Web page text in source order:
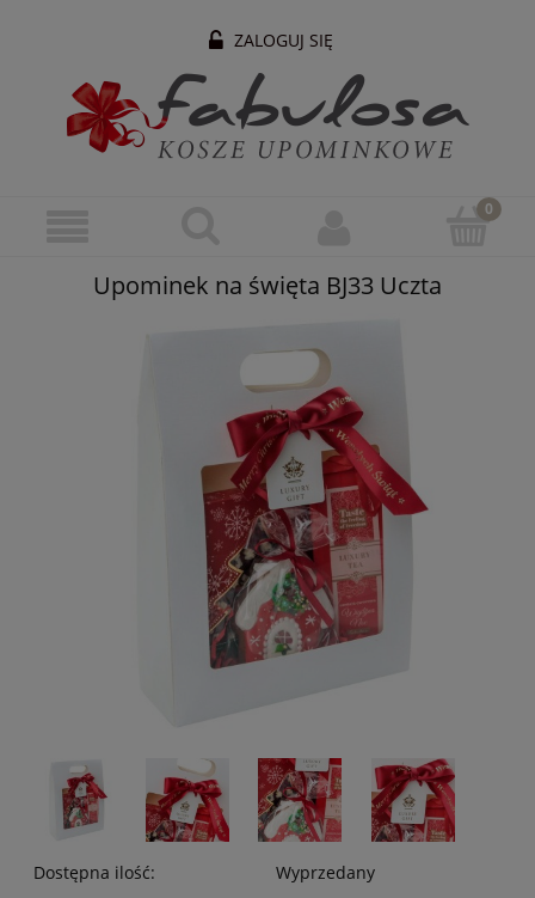
ZALOGUJ SIĘ
Upominek na święta BJ33 Uczta
Dostępna ilość: Wyprzedany